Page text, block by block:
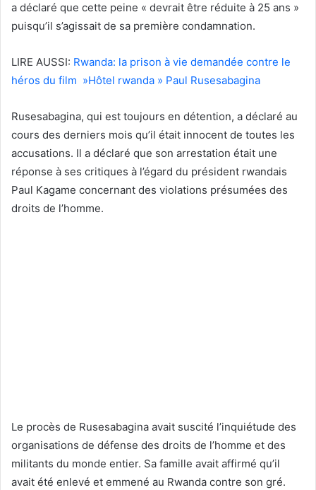
a déclaré que cette peine « devrait être réduite à 25 ans »
puisqu’il s’agissait de sa première condamnation.
LIRE AUSSI: Rwanda: la prison à vie demandée contre le
héros du film »Hôtel rwanda » Paul Rusesabagina
Rusesabagina, qui est toujours en détention, a déclaré au
cours des derniers mois qu’il était innocent de toutes les
accusations. Il a déclaré que son arrestation était une
réponse à ses critiques à l’égard du président rwandais
Paul Kagame concernant des violations présumées des
droits de l’homme.
Le procès de Rusesabagina avait suscité l’inquiétude des
organisations de défense des droits de l’homme et des
militants du monde entier. Sa famille avait affirmé qu’il
avait été enlevé et emmené au Rwanda contre son gré.